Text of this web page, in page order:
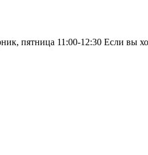
пятница 11:00-12:30 Если вы